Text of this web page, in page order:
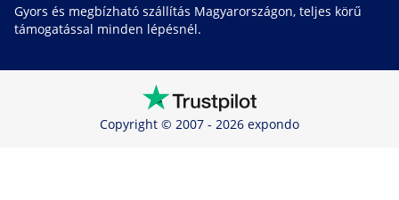
Gyors és megbízható szállítás Magyarországon, teljes körű
támogatással minden lépésnél.
Copyright © 2007 - 2026 expondo